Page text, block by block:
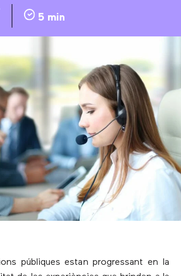
5 min
públiques estan progressant en la